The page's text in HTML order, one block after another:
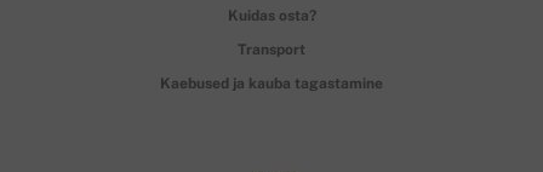
Kuidas osta?
Transport
Kaebused ja kauba tagastamine